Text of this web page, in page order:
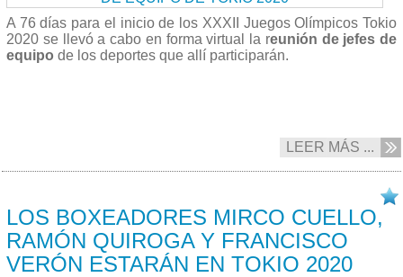
A 76 días para el inicio de los XXXII Juegos Olímpicos Tokio
2020 se llevó a cabo en forma virtual la reunión de jefes de
equipo de los deportes que allí participarán.
LEER MÁS ...
LOS BOXEADORES MIRCO CUELLO,
RAMÓN QUIROGA Y FRANCISCO
VERÓN ESTARÁN EN TOKIO 2020